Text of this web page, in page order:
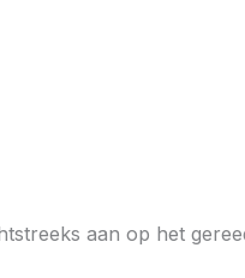
aan op het